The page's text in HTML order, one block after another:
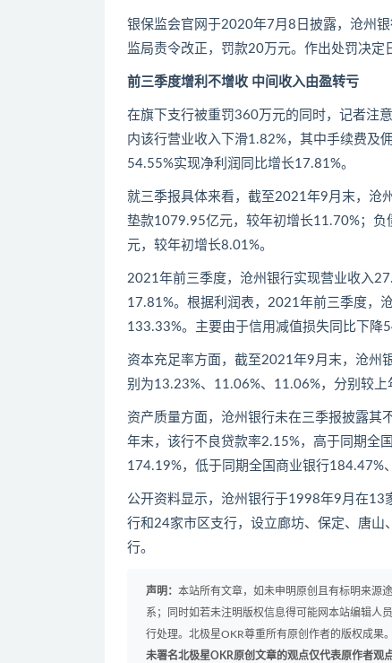
银保监会官网于2020年7月8日披露，沧州
监局责令改正，罚款20万元。作出处罚决定
前三季度增利不增收 中间收入由盈转亏
在旗下支行被重罚360万元的同时，记者注
内该行营业收入下滑1.82%，其中手续费及
54.55%实现净利润同比增长17.81%。
就三季报具体来看，截至2021年9月末，沧
垫款1079.95亿元，较年初增长11.70%；
元，较年初增长8.01%。
2021年前三季度，沧州银行实现营业收入
17.81%。根据利润表，2021年前三季度，
133.33%。主要由于信用减值损失同比下降
资本充足率方面，截至2021年9月末，沧州
别为13.23%、11.06%、11.06%，分别较
资产质量方面，沧州银行未在三季报披露
年末，该行不良贷款率2.15%，高于同期全
174.19%，低于同期全国商业银行184.47%
公开资料显示，沧州银行于1998年9月在13
行和24家市区支行，设立廊坊、保定、唐
行。
声明： 本站所有文章，如未申明原创且有标明来源
系；同时如若未注明版权信息得可能网本站编辑人
行处理。北极星OKR尊重所有原创作者的版权成果。
未署名北极星OKR原创文章的观点仅代表原作者观